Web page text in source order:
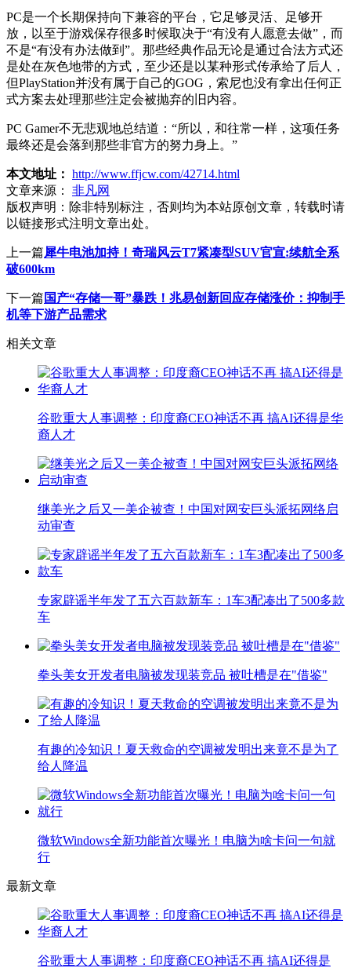
PC是一个长期保持向下兼容的平台，它足够灵活、足够开
放，以至于游戏保存很多时候取决于“有没有人愿意去做”，而
不是“有没有办法做到”。那些经典作品无论是通过合法方式还
是处在灰色地带的方式，至少还是以某种形式传承给了后人，
但PlayStation并没有属于自己的GOG，索尼也没有拿出任何正
式方案去处理那些注定会被抛弃的旧内容。
PC Gamer不无悲观地总结道：“所以，和往常一样，这项任务
最终还是会落到那些非官方的努力身上。”
本文地址： http://www.ffjcw.com/42714.html
文章来源：
非凡网
版权声明： 除非特别标注，否则均为本站原创文章，转载时请
以链接形式注明文章出处。
上一篇犀牛电池加持！奇瑞风云T7紧凑型SUV官宣:续航全系
破600km
下一篇 国产“存储一哥”暴跌！兆易创新回应存储涨价：抑制手
机等下游产品需求
相关文章
谷歌重大人事调整：印度裔CEO神话不再 搞AI还得是华
裔人才
继美光之后又一美企被查！中国对网安巨头派拓网络启
动审查
专家辟谣半年发了五六百款新车：1车3配凑出了500多款
车
拳头美女开发者电脑被发现装竞品 被吐槽是在"借鉴"
有趣的冷知识！夏天救命的空调被发明出来竟不是为了
给人降温
微软Windows全新功能首次曝光！电脑为啥卡问一句就
行
最新文章
谷歌重大人事调整：印度裔CEO神话不再 搞AI还得是